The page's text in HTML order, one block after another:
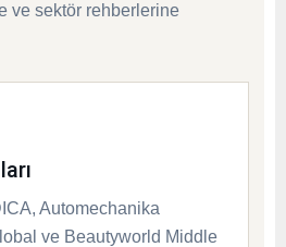
ve sektör rehberlerine
Automechanika
ve Beautyworld Middle